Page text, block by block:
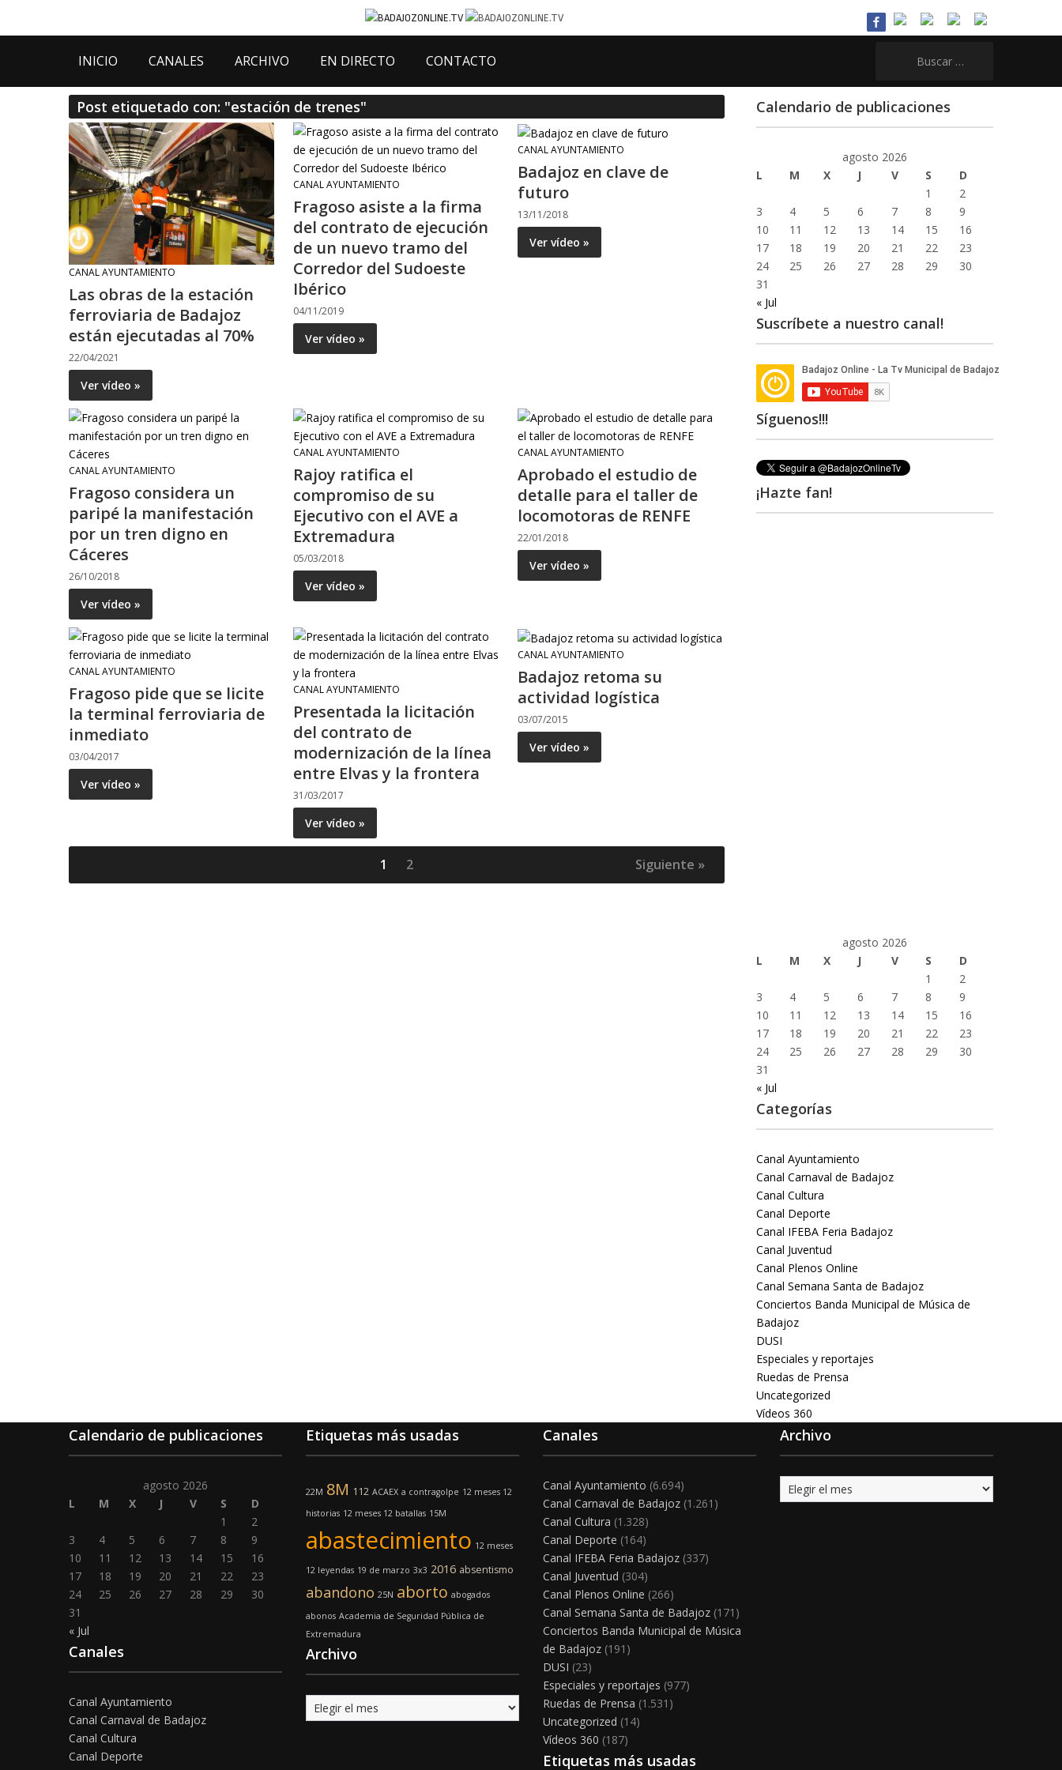
INICIO CANALES ARCHIVO EN DIRECTO CONTACTO
Post etiquetado con: "estación de trenes"
CANAL AYUNTAMIENTO
Las obras de la estación
ferroviaria de Badajoz
están ejecutadas al 70%
22/04/2021
Ver vídeo »
CANAL AYUNTAMIENTO
Fragoso asiste a la firma
del contrato de ejecución
de un nuevo tramo del
Corredor del Sudoeste
Ibérico
04/11/2019
Ver vídeo »
CANAL AYUNTAMIENTO
Badajoz en clave de
futuro
13/11/2018
Ver vídeo »
CANAL AYUNTAMIENTO
Fragoso considera un
paripé la manifestación
por un tren digno en
Cáceres
26/10/2018
Ver vídeo »
CANAL AYUNTAMIENTO
Rajoy ratifica el
compromiso de su
Ejecutivo con el AVE a
Extremadura
05/03/2018
Ver vídeo »
CANAL AYUNTAMIENTO
Aprobado el estudio de
detalle para el taller de
locomotoras de RENFE
22/01/2018
Ver vídeo »
CANAL AYUNTAMIENTO
Fragoso pide que se licite
la terminal ferroviaria de
inmediato
03/04/2017
Ver vídeo »
CANAL AYUNTAMIENTO
Presentada la licitación
del contrato de
modernización de la línea
entre Elvas y la frontera
31/03/2017
Ver vídeo »
CANAL AYUNTAMIENTO
Badajoz retoma su
actividad logística
03/07/2015
Ver vídeo »
1 2 Siguiente »
Calendario de publicaciones
agosto 2026
L
M X J V S
D
1
2
3
4 5 6 7 8
9
10
11 12 13 14 15
16
17
18 19 20 21 22
23
24
25 26 27 28 29
30
31
« Jul
Suscríbete a nuestro canal!
Síguenos!!!
¡Hazte fan!
agosto 2026
L
M X J V S
D
1
2
3
4 5 6 7 8
9
10
11 12 13 14 15
16
17
18 19 20 21 22
23
24
25 26 27 28 29
30
31
« Jul
Categorías
Canal Ayuntamiento
Canal Carnaval de Badajoz
Canal Cultura
Canal Deporte
Canal IFEBA Feria Badajoz
Canal Juventud
Canal Plenos Online
Canal Semana Santa de Badajoz
Conciertos Banda Municipal de Música de
Badajoz
DUSI
Especiales y reportajes
Ruedas de Prensa
Uncategorized
Vídeos 360
Calendario de publicaciones
agosto 2026
L
M X J V S
D
1
2
3
4 5 6 7 8
9
10
11 12 13 14 15
16
17
18 19 20 21 22
23
24
25 26 27 28 29
30
31
« Jul
Canales
Canal Ayuntamiento
Canal Carnaval de Badajoz
Canal Cultura
Canal Deporte
Etiquetas más usadas
22M 8M 112 ACAEX a contragolpe 12 meses 12
historias 12 meses 12 batallas 15M
abastecimiento 12 meses
12 leyendas 19 de marzo 3x3 2016 absentismo
abandono 25N aborto abogados
abonos Academia de Seguridad Pública de
Extremadura
Archivo
Archivo
Canales
Canal Ayuntamiento (6.694)
Canal Carnaval de Badajoz (1.261)
Canal Cultura (1.328)
Canal Deporte (164)
Canal IFEBA Feria Badajoz (337)
Canal Juventud (304)
Canal Plenos Online (266)
Canal Semana Santa de Badajoz (171)
Conciertos Banda Municipal de Música
de Badajoz (191)
DUSI (23)
Especiales y reportajes (977)
Ruedas de Prensa (1.531)
Uncategorized (14)
Vídeos 360 (187)
Etiquetas más usadas
Archivo
Archivo